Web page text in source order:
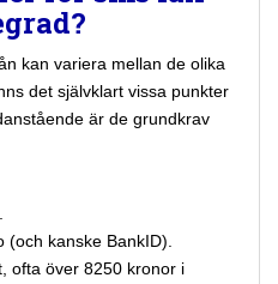
kan variera mellan de olika
det självklart vissa punkter
är de grundkrav
(och kanske BankID).
ofta över 8250 kronor i